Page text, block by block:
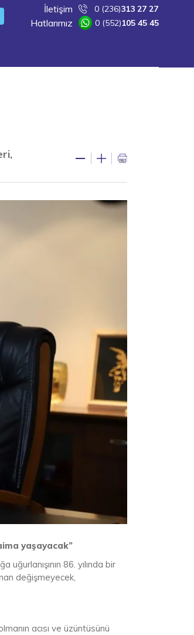
İletişim 0 (236)313 27 27
Hatlarımız 0 (552)105 45 45
yaşayacak”
86. yılında bir
değişmeyecek,
acısı ve üzüntüsünü